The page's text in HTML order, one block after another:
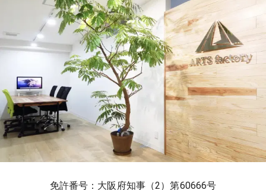
免許番号：大阪府知事（2）第60666号